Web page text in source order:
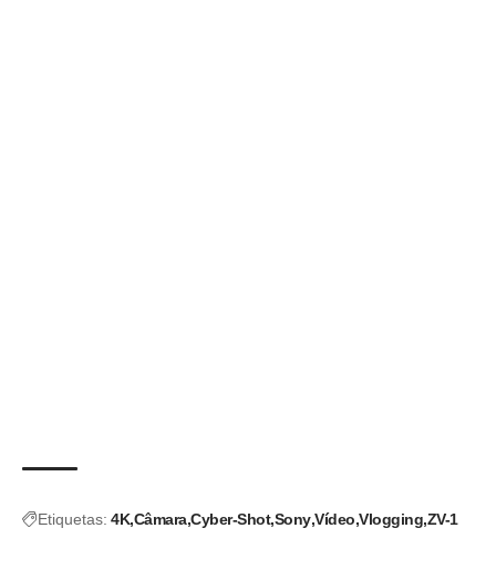
Etiquetas: 4K Câmara Cyber-Shot Sony Vídeo Vlogging ZV-1